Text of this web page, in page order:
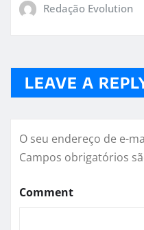
Redação Evolution
LEAVE A
O seu endereço de e-
Campos obrigatórios
Comment